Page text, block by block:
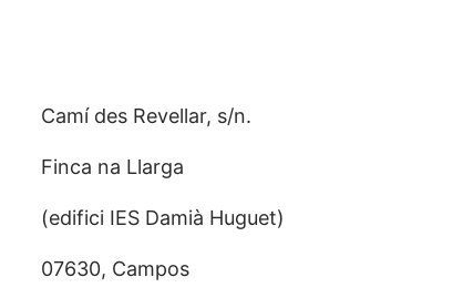
Camí des Revellar, s/n.
Finca na Llarga
(edifici IES Damià Huguet)
07630, Campos